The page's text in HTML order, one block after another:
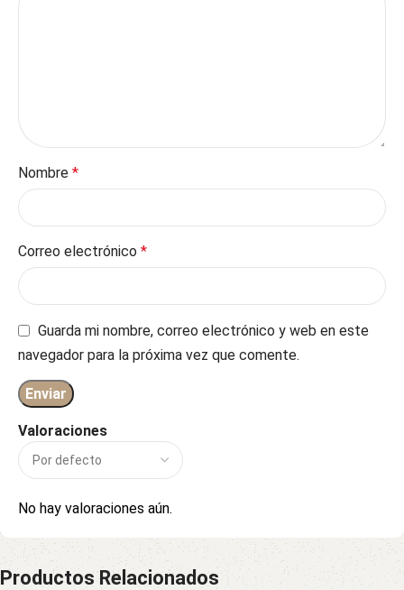
Valoraciones
No hay valoraciones aún.
Nombre *
Correo electrónico *
Guarda mi nombre, correo electrónico y web en este
navegador para la próxima vez que comente.
Productos Relacionados